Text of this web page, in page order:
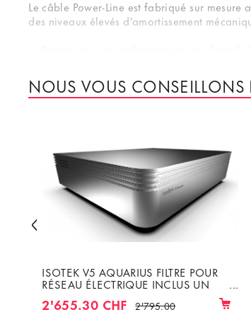
Le câble Power-Line est fabriqué sur
des niveaux élevés d'amortissement
NOUS VOUS CONSEILLONS
ISOTEK V5 AQUARIUS FILTRE POUR
RÉSEAU ÉLECTRIQUE INCLUS UN
2'655.30 CHF 2'795.00